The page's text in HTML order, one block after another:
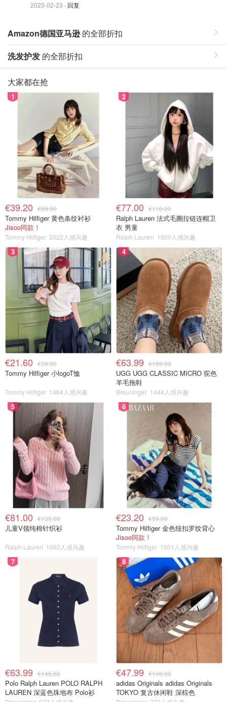
2023-02-23 · 回复
Amazon德国亚马逊的全部折扣
洗发护发 的全部折扣
大家都在抢
1
€39.20 €99.90
Tommy Hilfiger 黄色条纹衬衫
Jisoo同款！
Tommy Hilfiger 2022人感兴趣
2
€77.00 €110.00
Ralph Lauren 法式毛圈拉链连帽卫
衣 男童
Ralph Lauren 1600人感兴趣
3
€21.60 €39.90
Tommy Hilfiger 小logoT恤
Tommy Hilfiger 1464人感兴趣
4
€63.99 €159.99
UGG UGG CLASSIC MICRO 驼色
羊毛拖鞋
Breuninger 1444人感兴趣
5
€81.00 €135.00
儿童V领纯棉针织衫
Ralph Lauren 1062人感兴趣
6
€23.20 €59.90
Tommy Hilfiger 金色纽扣罗纹背心
Jisoo同款！
Tommy Hilfiger 1001人感兴趣
7
€63.99 €145.00
Polo Ralph Lauren POLO RALPH
LAUREN 深蓝色珠地布 Polo衫
8
€47.99 €100.00
adidas Originals adidas Originals
TOKYO 复古休闲鞋 深棕色